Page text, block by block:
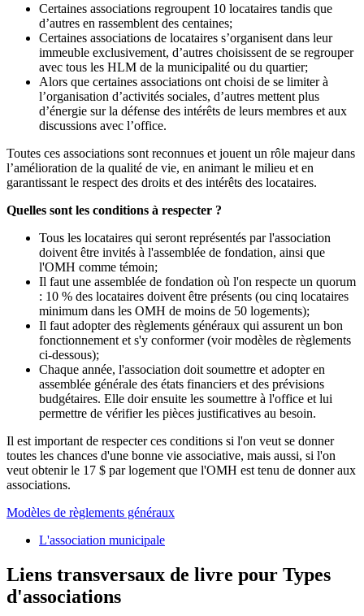
Certaines associations regroupent 10 locataires tandis que
d’autres en rassemblent des centaines;
Certaines associations de locataires s’organisent dans leur
immeuble exclusivement, d’autres choisissent de se regrouper
avec tous les HLM de la municipalité ou du quartier;
Alors que certaines associations ont choisi de se limiter à
l’organisation d’activités sociales, d’autres mettent plus
d’énergie sur la défense des intérêts de leurs membres et aux
discussions avec l’office.
Toutes ces associations sont reconnues et jouent un rôle majeur dans
l’amélioration de la qualité de vie, en animant le milieu et en
garantissant le respect des droits et des intérêts des locataires.
Quelles sont les conditions à respecter ?
Tous les locataires qui seront représentés par l'association
doivent être invités à l'assemblée de fondation, ainsi que
l'OMH comme témoin;
Il faut une assemblée de fondation où l'on respecte un quorum
: 10 % des locataires doivent être présents (ou cinq locataires
minimum dans les OMH de moins de 50 logements);
Il faut adopter des règlements généraux qui assurent un bon
fonctionnement et s'y conformer (voir modèles de règlements
ci-dessous);
Chaque année, l'association doit soumettre et adopter en
assemblée générale des états financiers et des prévisions
budgétaires. Elle doir ensuite les soumettre à l'office et lui
permettre de vérifier les pièces justificatives au besoin.
Il est important de respecter ces conditions si l'on veut se donner
toutes les chances d'une bonne vie associative, mais aussi, si l'on
veut obtenir le 17 $ par logement que l'OMH est tenu de donner aux
associations.
Modèles de règlements généraux
L'association municipale
Liens transversaux de livre pour Types
d'associations